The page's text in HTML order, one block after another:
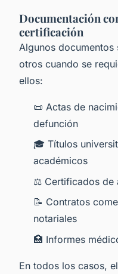
Documentación
certificación
Algunos documentos
otros cuando se
ellos:
📜 Actas de
defunción
🎓 Títulos
académicos
⚖️ Certificados de
📝 Contratos
notariales
🏥 Informes
En todos los casos,